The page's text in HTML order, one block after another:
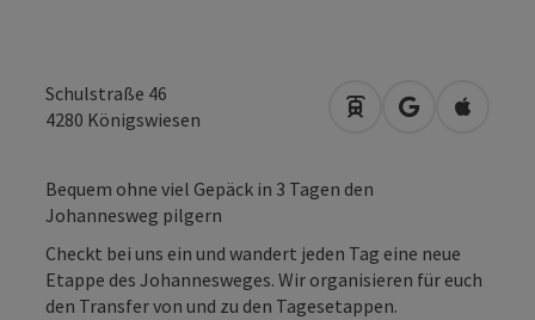
Schulstraße 46
4280 Königswiesen Anreise mit
in Google
in
Bequem ohne viel Gepäck in 3 Tagen den
Johannesweg pilgern
Checkt bei uns ein und wandert jeden Tag eine neue
Etappe des Johannesweges. Wir organisieren für euch
den Transfer von und zu den Tagesetappen.